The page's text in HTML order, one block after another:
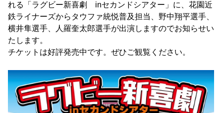
れる「ラグビー新喜劇 inセカンドシアター」に、花園近
鉄ライナーズからタウファ統悦普及担当、野中翔平選手、
横井隼選手、人羅奎太郎選手が出演しますのでお知らせい
たします。
チケットは好評発売中です。ぜひご観覧ください。